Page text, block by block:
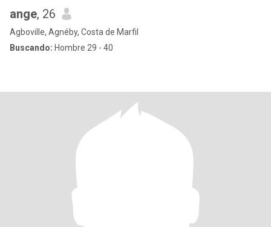
ange, 26
Agboville, Agnéby, Costa de Marfil
Buscando: Hombre 29 - 40